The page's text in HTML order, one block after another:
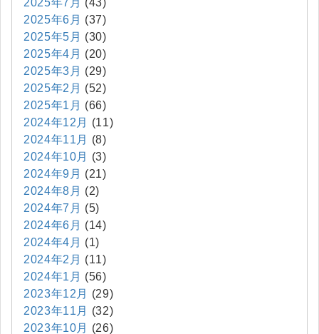
2025年6月 (37)
2025年5月 (30)
2025年4月 (20)
2025年3月 (29)
2025年2月 (52)
2025年1月 (66)
2024年12月
(11)
2024年11月
(8)
2024年10月
(3)
2024年9月 (21)
2024年8月 (2)
2024年7月 (5)
2024年6月 (14)
2024年4月 (1)
2024年2月 (11)
2024年1月 (56)
2023年12月
(29)
2023年11月
(32)
2023年10月
(26)